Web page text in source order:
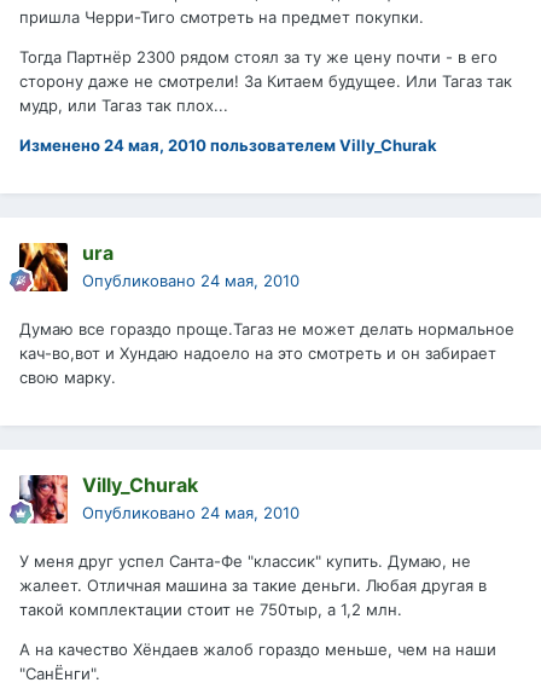
пришла Черри-Тиго смотреть на предмет покупки.
Тогда Партнёр 2300 рядом стоял за ту же цену почти - в его
сторону даже не смотрели! За Китаем будущее. Или Тагаз так
мудр, или Тагаз так плох...
Изменено24 мая, 2010пользователем Villy_Churak
ura
Опубликовано 24 мая, 2010
Думаю все гораздо проще.Тагаз не может делать нормальное
кач-во,вот и Хундаю надоело на это смотреть и он забирает
свою марку.
Villy_Churak
Опубликовано 24 мая, 2010
У меня друг успел Санта-Фе "классик" купить. Думаю, не
жалеет. Отличная машина за такие деньги. Любая другая в
такой комплектации стоит не 750тыр, а 1,2 млн.
А на качество Хёндаев жалоб гораздо меньше, чем на наши
"СанЁнги".